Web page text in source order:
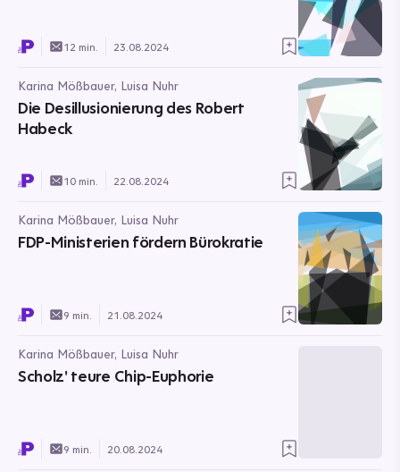
12 min. 23.08.2024
Karina Mößbauer, Luisa Nuhr
Die Desillusionierung des Robert
Habeck
10 min. 22.08.2024
Karina Mößbauer, Luisa Nuhr
FDP-Ministerien fördern Bürokratie
9 min. 21.08.2024
Karina Mößbauer, Luisa Nuhr
Scholz' teure Chip-Euphorie
9 min. 20.08.2024